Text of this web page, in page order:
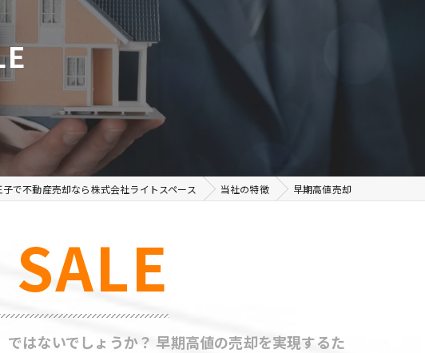
マンション
相続
子で不動産売却なら株式会社ライトスペース 当社の特徴 早期高値売却
はないでしょうか？ 早期高値の売却を実現するた